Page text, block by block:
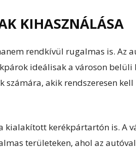
KIHASZNÁLÁSA
rendkívül rugalmas is. Az
ideálisak a városon belüli
akik rendszeresen
kerékpártartón is. A
területeken, ahol az